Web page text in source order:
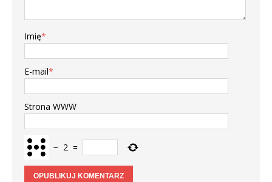
Imię*
E-mail*
Strona WWW
− 2 =